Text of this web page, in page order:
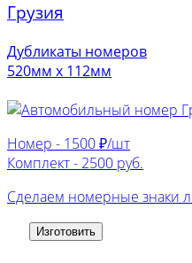
Грузия
Дубликаты номеров
520мм х 112мм
Номер - 1500 ₽/шт
Комплект - 2500 руб.
Сделаем номерные знаки
Изготовить